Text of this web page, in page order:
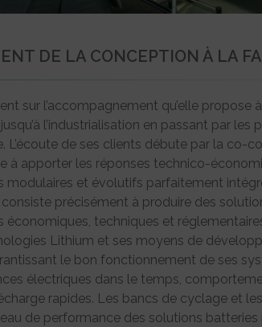
DE LA CONCEPTION À LA
sur l’accompagnement qu’elle propose
l’industrialisation en passant par les
de ses clients débute par la co-
à apporter les réponses technico-
modulaires et évolutifs parfaitement
précisément à produire des
économiques, techniques et
Lithium et ses moyens de
le bon fonctionnement de ses
électriques dans le temps,
rapides. Les bancs de cyclage et
de performance des solutions batteries